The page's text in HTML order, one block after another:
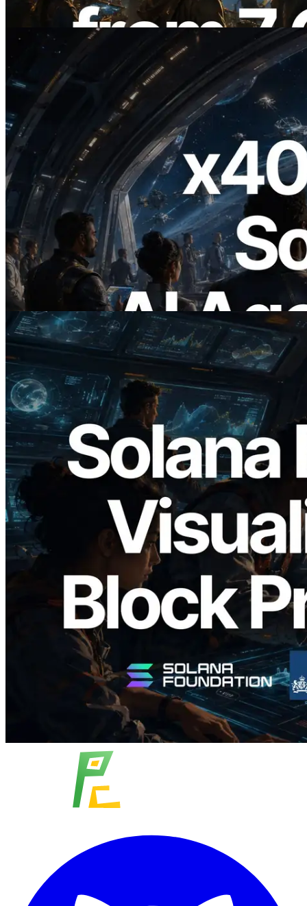
2026.07.04
ERPC запускает Solana RPC с
поддержкой x402 — Эпоха, в которой
AI-агенты платят за нужные API по
требованию
Читать статью
2026.05.24
Validators Solutions запускает Solana
Block Analyzer — визуализация
времени генерации блоков и
назначенных валидаторов на уровне
слотов
Читать статью